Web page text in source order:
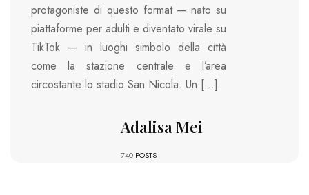
protagoniste di questo format — nato su
piattaforme per adulti e diventato virale su
TikTok — in luoghi simbolo della città
come la stazione centrale e l’area
circostante lo stadio San Nicola. Un […]
Adalisa Mei
740 POSTS